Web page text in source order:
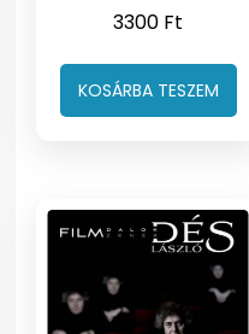
3300 Ft
KOSÁRBA TESZEM